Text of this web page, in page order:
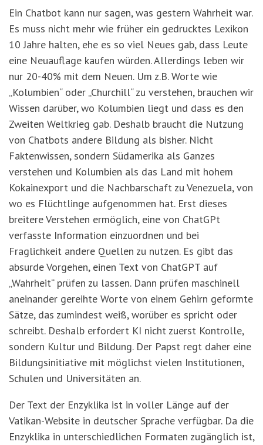
Ein Chatbot kann nur sagen, was gestern Wahrheit war.
Es muss nicht mehr wie früher ein gedrucktes Lexikon
10 Jahre halten, ehe es so viel Neues gab, dass Leute
eine Neuauflage kaufen würden. Allerdings leben wir
nur 20-40% mit dem Neuen. Um z.B. Worte wie
„Kolumbien“ oder „Churchill“ zu verstehen, brauchen wir
Wissen darüber, wo Kolumbien liegt und dass es den
Zweiten Weltkrieg gab. Deshalb braucht die Nutzung
von Chatbots andere Bildung als bisher. Nicht
Faktenwissen, sondern Südamerika als Ganzes
verstehen und Kolumbien als das Land mit hohem
Kokainexport und die Nachbarschaft zu Venezuela, von
wo es Flüchtlinge aufgenommen hat. Erst dieses
breitere Verstehen ermöglich, eine von ChatGPt
verfasste Information einzuordnen und bei
Fraglichkeit andere Quellen zu nutzen. Es gibt das
absurde Vorgehen, einen Text von ChatGPT auf
„Wahrheit“ prüfen zu lassen. Dann prüfen maschinell
aneinander gereihte Worte von einem Gehirn geformte
Sätze, das zumindest weiß, worüber es spricht oder
schreibt. Deshalb erfordert KI nicht zuerst Kontrolle,
sondern Kultur und Bildung. Der Papst regt daher eine
Bildungsinitiative mit möglichst vielen Institutionen,
Schulen und Universitäten an.
Der Text der Enzyklika ist in voller Länge auf der
Vatikan-Website in deutscher Sprache verfügbar. Da die
Enzyklika in unterschiedlichen Formaten zugänglich ist,